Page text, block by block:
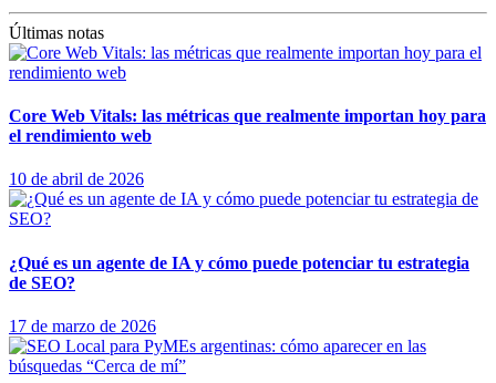
Últimas notas
Core Web Vitals: las métricas que realmente importan hoy para
el rendimiento web
10 de abril de 2026
¿Qué es un agente de IA y cómo puede potenciar tu estrategia
de SEO?
17 de marzo de 2026